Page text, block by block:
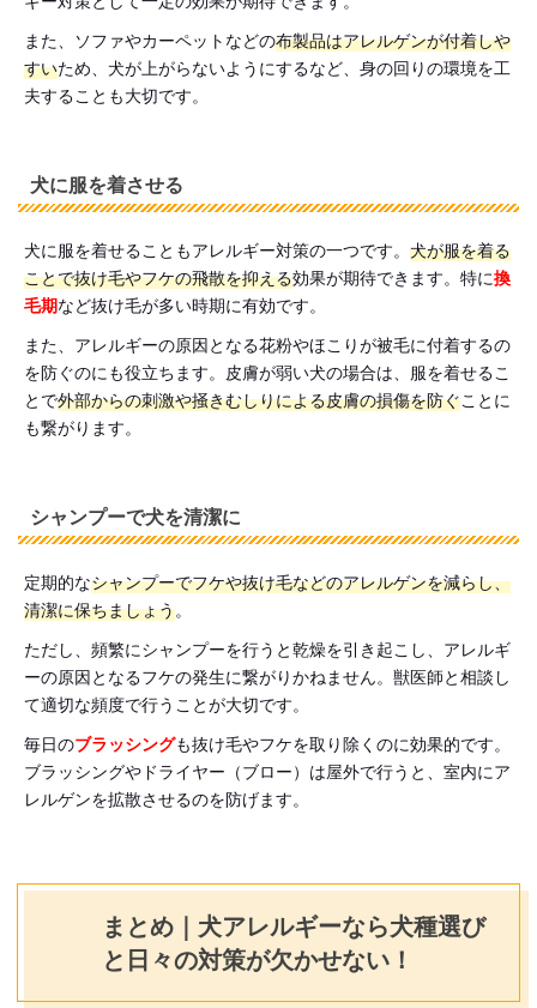
また、ソファやカーペットなどの布製品はアレルゲンが付着しや
すいため、犬が上がらないようにするなど、身の回りの環境を工
夫することも大切です。
犬に服を着させる
犬に服を着せることもアレルギー対策の一つです。 犬が服を着る
ことで抜け毛やフケの飛散を抑える効果が期待できます。特に換
毛期など抜け毛が多い時期に有効です。
また、アレルギーの原因となる花粉やほこりが被毛に付着するの
を防ぐのにも役立ちます。皮膚が弱い犬の場合は、服を着せるこ
とで外部からの刺激や掻きむしりによる皮膚の損傷を防ぐことに
も繋がります。
シャンプーで犬を清潔に
定期的なシャンプーでフケや抜け毛などのアレルゲンを減らし、
清潔に保ちましょう。
ただし、頻繁にシャンプーを行うと乾燥を引き起こし、アレルギ
ーの原因となるフケの発生に繋がりかねません。獣医師と相談し
て適切な頻度で行うことが大切です。
毎日のブラッシングも抜け毛やフケを取り除くのに効果的です。
ブラッシングやドライヤー（ブロー）は屋外で行うと、室内にア
レルゲンを拡散させるのを防げます。
まとめ｜犬アレルギーなら犬種選び
と日々の対策が欠かせない！